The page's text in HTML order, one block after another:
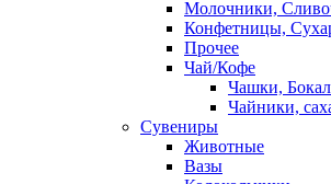
Молочники,
Конфетницы,
Прочее
Чай/Кофе
Чашки,
Чайники,
Сувениры
Животные
Вазы